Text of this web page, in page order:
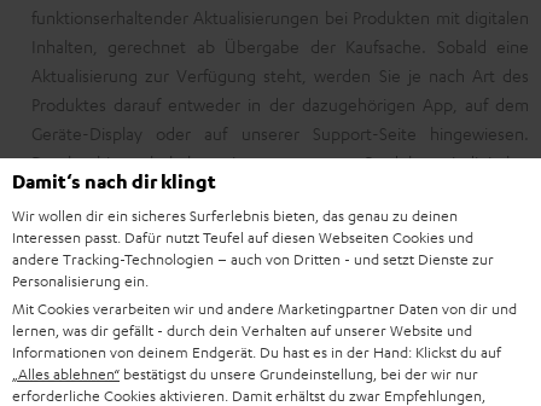
funktionserhaltender Aktualisierungen bei Produkten mit digitalen
Inhalten, gerechnet ab Übergabe der Kaufsache. Sobald eine
Aktualisierung zur Verfügung steht, werden Sie je nach Art des
Produktes darauf entweder in der dazugehörigen App, auf dem
Geräte-Display oder auf unserer Support-Seite hingewiesen.
Darüber hinaus behalten wir uns vor, unsere Produkte mit digitalen
Inhalten an die Anforderungen neuer technischer Umgebungen
(z.B. neue Betriebssysteme) anzupassen und kostenfrei
weiterzuentwickeln. Die Haftung für Sachmängel, die infolge von
Ihrerseits unterlassenen Installationen von Aktualisierungen trotz
ordnungsgemäßer Bereitstellung und Information seitens Teufel
entstehen, ist ausgeschlossen. Bitte beachten Sie dabei auch Ihre
nachstehenden gesetzlichen Gewährleistungsrechte betreffend
die Aktualisierungspflicht gemäß § 7 VGG: Bei Waren mit digitalen
Damit‘s nach dir klingt
Wir wollen dir ein sicheres Surferlebnis bieten, das genau zu deinen
Interessen passt. Dafür nutzt Teufel auf diesen Webseiten Cookies und
andere Tracking-Technologien – auch von Dritten - und setzt Dienste zur
Personalisierung ein.
Mit Cookies verarbeiten wir und andere Marketingpartner Daten von dir und
lernen, was dir gefällt - durch dein Verhalten auf unserer Website und
Informationen von deinem Endgerät. Du hast es in der Hand: Klickst du auf
„Alles ablehnen“ bestätigst du unsere Grundeinstellung, bei der wir nur
erforderliche Cookies aktivieren. Damit erhältst du zwar Empfehlungen,